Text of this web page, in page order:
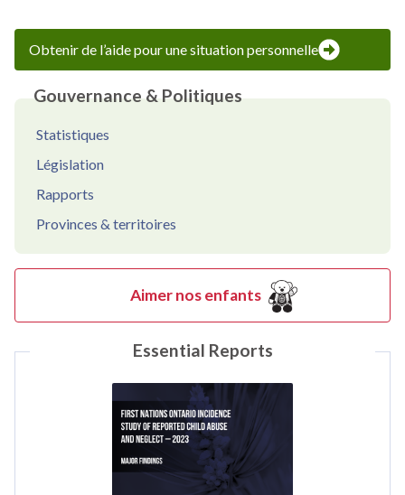
Obtenir de l’aide pour une situation personnelle
Gouvernance & Politiques
Statistiques
Législation
Rapports
Provinces & territoires
Aimer nos enfants
Essential Reports